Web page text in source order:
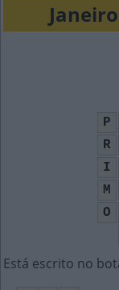
P
R
I
M
O
Está escrito no